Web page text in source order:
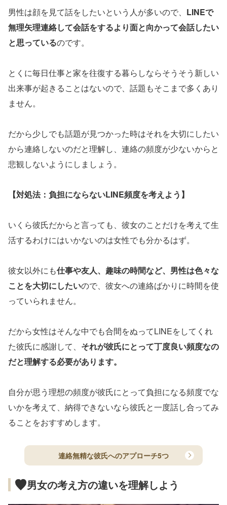
男性は顔を見て話をしたいという人が多いので、 LINEで
無理矢理連絡して会話をするより面と向かって会話したい
と思っているのです。
とくに毎日仕事と家を往復する暮らしならそうそう新しい
出来事が起きることはないので、話題もそこまで多くあり
ません。
だから少しでも話題が見つかった時はそれを大切にしたい
から連絡しないのだと理解し、連絡の頻度が少ないからと
悲観しないようにしましょう。
【対処法：負担にならないLINE頻度を考えよう】
いくら彼氏だからと言っても、彼女のことだけを考えて生
活するわけにはいかないのは女性でも分かるはず。
彼女以外にも仕事や友人、趣味の時間など、男性は色々な
ことを大切にしたいので、彼女への連絡ばかりに時間を使
っていられません。
だから女性はそんな中でも合間をぬってLINEをしてくれ
た彼氏に感謝して、 それが彼氏にとって丁度良い頻度なの
だと理解する必要があります。
自分が思う理想の頻度が彼氏にとって負担になる頻度でな
いかを考えて、納得できないなら彼氏と一度話し合ってみ
ることをおすすめします。
連絡無精な彼氏へのアプローチ5つ
男女の考え方の違いを理解しよう